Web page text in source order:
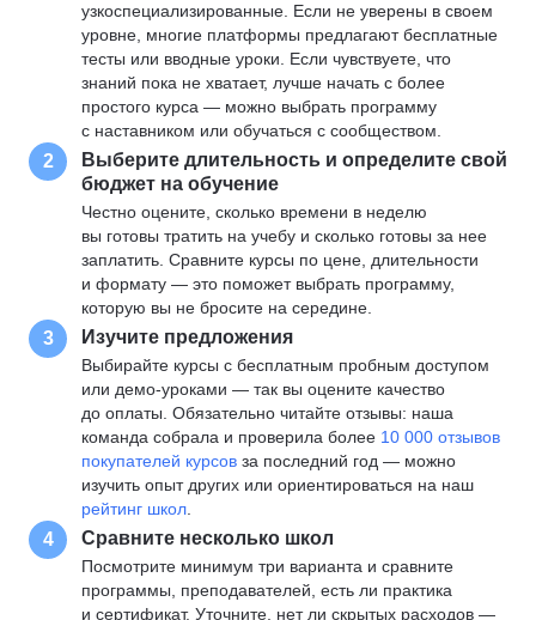
узкоспециализированные. Если не уверены в своем
уровне, многие платформы предлагают бесплатные
тесты или вводные уроки. Если чувствуете, что
знаний пока не хватает, лучше начать с более
простого курса — можно выбрать программу
с наставником или обучаться с сообществом.
2
Выберите длительность и определите свой
бюджет на обучение
Честно оцените, сколько времени в неделю
вы готовы тратить на учебу и сколько готовы за нее
заплатить. Сравните курсы по цене, длительности
и формату — это поможет выбрать программу,
которую вы не бросите на середине.
3 Изучите предложения
Выбирайте курсы с бесплатным пробным доступом
или демо-уроками — так вы оцените качество
до оплаты. Обязательно читайте отзывы: наша
команда собрала и проверила более 10 000 отзывов
покупателей курсов за последний год — можно
изучить опыт других или ориентироваться на наш
рейтинг школ
4 Сравните несколько школ
Посмотрите минимум три варианта и сравните
программы, преподавателей, есть ли практика
и сертификат. Уточните, нет ли скрытых расходов —